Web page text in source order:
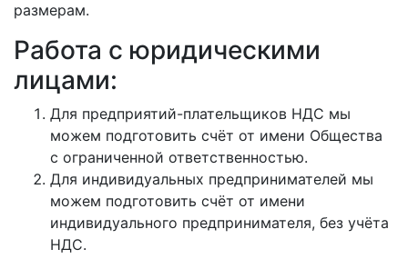
размерам.
Работа с юридическими
лицами:
Для предприятий-плательщиков НДС мы
можем подготовить счёт от имени Общества
с ограниченной ответственностью.
Для индивидуальных предпринимателей мы
можем подготовить счёт от имени
индивидуального предпринимателя, без учёта
НДС.